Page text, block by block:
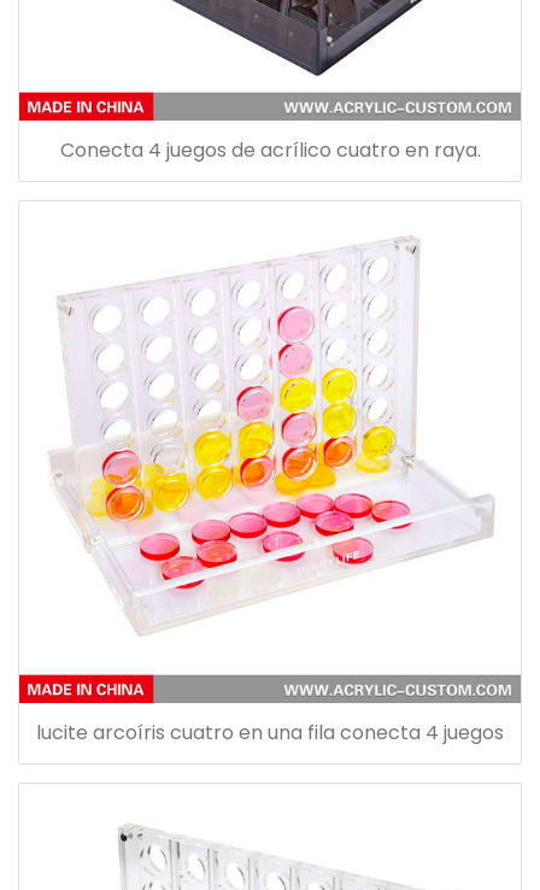
Conecta 4 juegos de acrílico cuatro en raya.
lucite arcoíris cuatro en una fila conecta 4 juegos